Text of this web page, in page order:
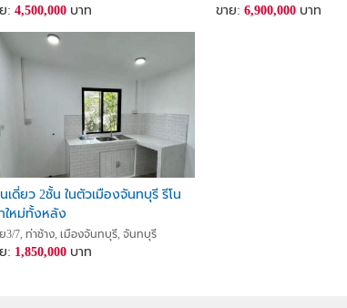
ย:4,500,000 บาท ขาย:6,900,000 บาท
เดี่ยว 2ชั้น ในตัวเมืองจันทบุรี รีโน
ใหม่ทั้งหลัง
3/7, ท่าช้าง, เมืองจันทบุรี, จันทบุรี
: 1,850,000 บาท